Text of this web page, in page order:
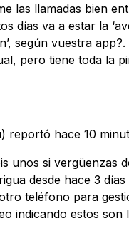
las llamadas bien
días va a estar la
según vuestra
pero tiene toda la
reportó hace 10
unos si vergüenzas
desde hace 3
teléfono para
indicando estos son